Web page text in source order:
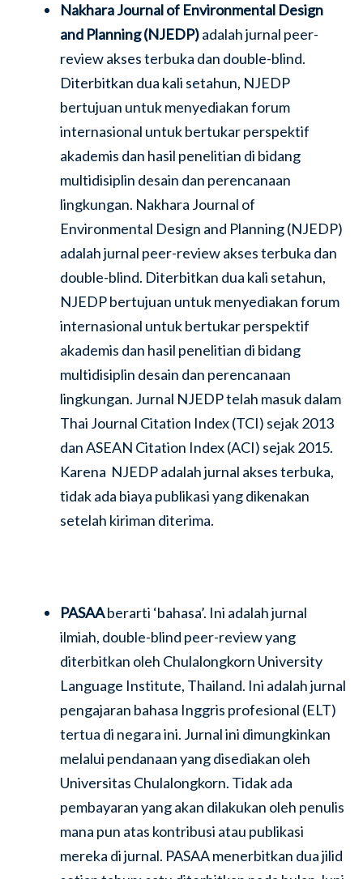
Nakhara Journal of Environmental Design
and Planning (NJEDP)adalah jurnal peer-
review akses terbuka dan double-blind.
Diterbitkan dua kali setahun, NJEDP
bertujuan untuk menyediakan forum
internasional untuk bertukar perspektif
akademis dan hasil penelitian di bidang
multidisiplin desain dan perencanaan
lingkungan. Nakhara Journal of
Environmental Design and Planning (NJEDP)
adalah jurnal peer-review akses terbuka dan
double-blind. Diterbitkan dua kali setahun,
NJEDP bertujuan untuk menyediakan forum
internasional untuk bertukar perspektif
akademis dan hasil penelitian di bidang
multidisiplin desain dan perencanaan
lingkungan. Jurnal NJEDP telah masuk dalam
Thai Journal Citation Index (TCI) sejak 2013
dan ASEAN Citation Index (ACI) sejak 2015.
Karena NJEDP adalah jurnal akses terbuka,
tidak ada biaya publikasi yang dikenakan
setelah kiriman diterima.
PASAAberarti ‘bahasa’. Ini adalah jurnal
ilmiah, double-blind peer-review yang
diterbitkan oleh Chulalongkorn University
Language Institute, Thailand. Ini adalah jurnal
pengajaran bahasa Inggris profesional (ELT)
tertua di negara ini. Jurnal ini dimungkinkan
melalui pendanaan yang disediakan oleh
Universitas Chulalongkorn. Tidak ada
pembayaran yang akan dilakukan oleh penulis
mana pun atas kontribusi atau publikasi
mereka di jurnal. PASAA menerbitkan dua jilid